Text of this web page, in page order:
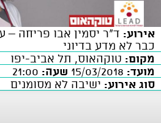
אירוע: ד"ר יסמין אבו פריחה –
כבר לא מדע בדיוני
מקום: טוקהאוס, תל אביב-יפו
מועד:
שעה:
סוג אירוע: ישיבה לא מסומנים